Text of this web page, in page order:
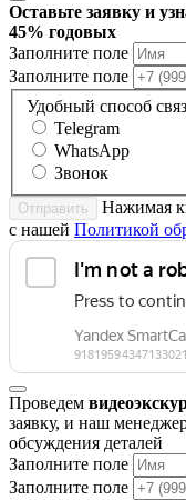
Оставьте заявку и
45% годовых
Заполните поле
Заполните поле
Удобный способ
Telegram
WhatsApp
Звонок
Отправить
Нажимая
с нашей Политикой
Проведем
заявку, и наш
обсуждения деталей
Заполните поле
Заполните поле